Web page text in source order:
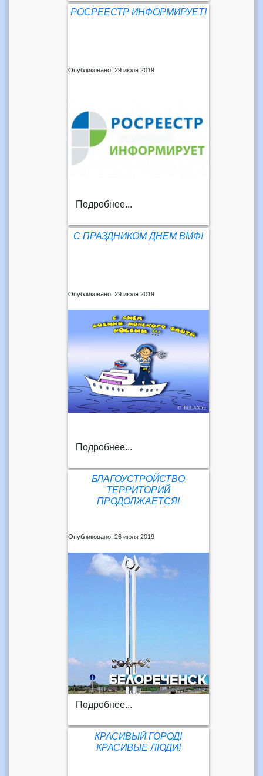
РОСРЕЕСТР ИНФОРМИРУЕТ!
Опубликовано: 29 июля 2019
Подробнее...
С ПРАЗДНИКОМ ДНЕМ ВМФ!
Опубликовано: 29 июля 2019
Подробнее...
БЛАГОУСТРОЙСТВО
ТЕРРИТОРИЙ
ПРОДОЛЖАЕТСЯ!
Опубликовано: 26 июля 2019
Подробнее...
КРАСИВЫЙ ГОРОД!
КРАСИВЫЕ ЛЮДИ!